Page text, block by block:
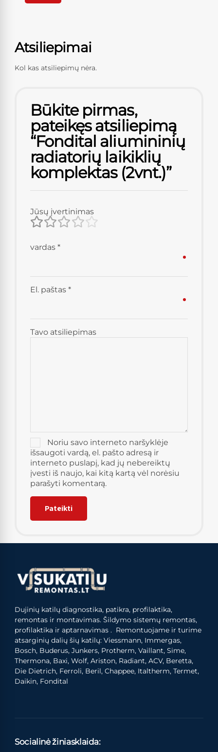
Atsiliepimai
Kol kas atsiliepimų nėra.
Būkite pirmas,
pateikęs atsiliepimą
“Fondital aliumininių
radiatorių laikiklių
komplektas (2vnt.)”
Jūsų įvertinimas
Tavo atsiliepimas
vardas *
El. paštas *
Noriu savo interneto naršyklėje
išsaugoti vardą, el. pašto adresą ir
interneto puslapį, kad jų nebereiktų
įvesti iš naujo, kai kitą kartą vėl norėsiu
parašyti komentarą.
Dujinių katilų diagnostika, patikra, profilaktika,
remontas ir montavimas. Šildymo sistemų remontas,
profilaktika ir aptarnavimas . Remontuojame ir turime
atsarginių dalių šių katilų: Viessmann, Immergas,
Bosch, Buderus, Junkers, Protherm, Vaillant, Sime,
Thermona, Baxi, Wolf, Ariston, Radiant, ACV, Beretta,
Die Dietrich, Ferroli, Beril, Chappee, Italtherm, Termet,
Daikin, Fondital
Socialinė žiniasklaida: